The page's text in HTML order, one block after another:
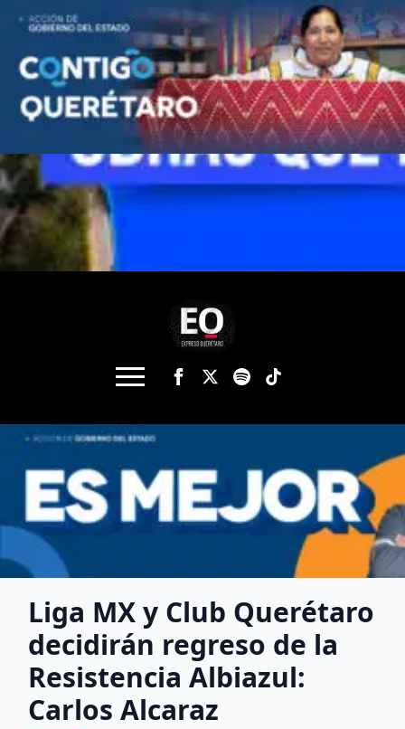
Liga MX y Club Querétaro
decidirán regreso de la
Resistencia Albiazul:
Carlos Alcaraz